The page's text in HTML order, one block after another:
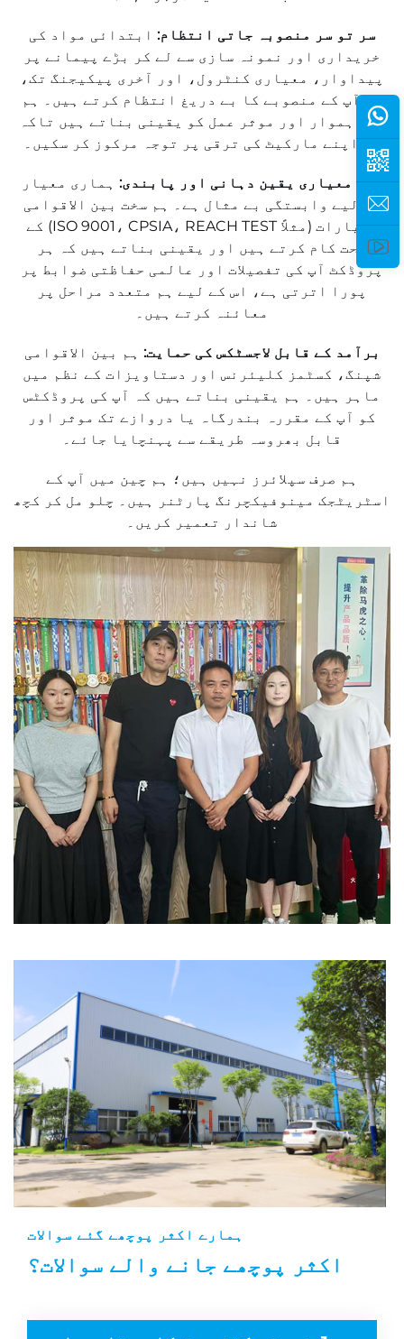
سر تو سر منصوبہ جاتی انتظام: ابتدائی مواد کی
خریداری اور نمونہ سازی سے لے کر بڑے پیمانے پر
پیداوار، معیاری کنٹرول، اور آخری پیکیجنگ تک،
ہم آپ کے منصوبے کا بے دریغ انتظام کرتے ہیں۔ ہم
ایک ہموار اور موثر عمل کو یقینی بناتے ہیں تاکہ
آپ اپنے مارکیٹ کی ترقی پر توجہ مرکوز کر سکیں۔
سخت معیاری یقین دہانی اور پابندی: ہماری معیار
کے لیے وابستگی بے مثال ہے۔ ہم سخت بین الاقوامی
معیارات (مثلاً ISO 9001، CPSIA، REACH TEST) کے
تحت کام کرتے ہیں اور یقینی بناتے ہیں کہ ہر
پروڈکٹ آپ کی تفصیلات اور عالمی حفاظتی ضوابط پر
پورا اترتی ہے، اس کے لیے ہم متعدد مراحل پر
معائنہ کرتے ہیں۔
برآمد کے قابل لاجسٹکس کی حمایت: ہم بین الاقوامی
شپنگ، کسٹمز کلیئرنس اور دستاویزات کے نظم میں
ماہر ہیں۔ ہم یقینی بناتے ہیں کہ آپ کی پروڈکٹس
کو آپ کے مقررہ بندرگاہ یا دروازے تک موثر اور
قابل بھروسہ طریقے سے پہنچایا جائے۔
ہم صرف سپلائرز نہیں ہیں؛ ہم چین میں آپ کے
اسٹریٹجک مینوفیکچرنگ پارٹنر ہیں۔ چلو مل کر کچھ
شاندار تعمیر کریں۔
ہمارے اکثر پوچھے گئے سوالات
اکثر پوچھے جانے والے سوالات؟